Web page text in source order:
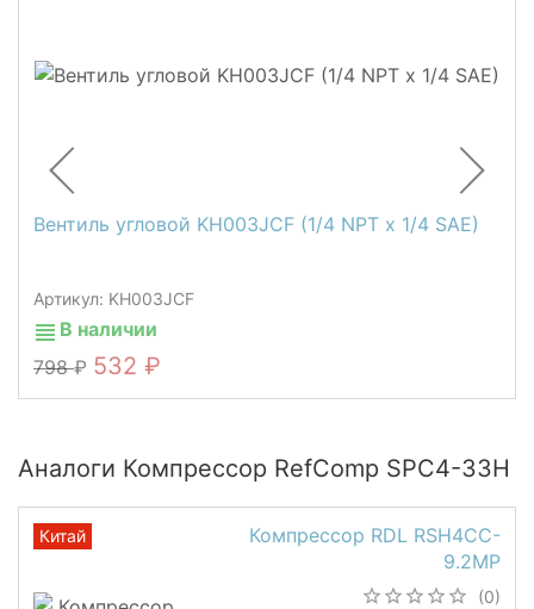
Вентиль угловой KH003JCF (1/4 NPT х 1/4 SAE)
Артикул: KH003JCF
В наличии
798
532
Аналоги Компрессор RefComp SPC4-33H
Компрессор RDL RSH4CC-
9.2MP
(0)
Китай